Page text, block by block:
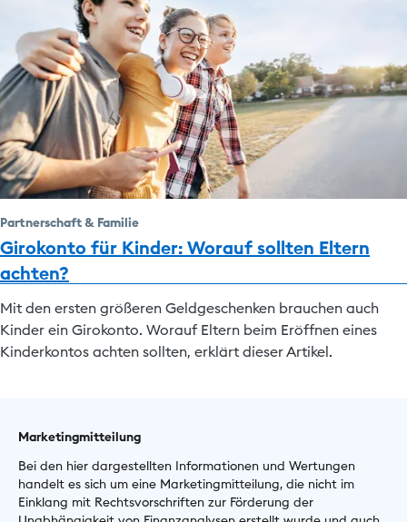
Partnerschaft & Familie
Girokonto für Kinder: Worauf sollten Eltern
achten?
Mit den ersten größeren Geldgeschenken brauchen auch
Kinder ein Girokonto. Worauf Eltern beim Eröffnen eines
Kinderkontos achten sollten, erklärt dieser Artikel.
Marketingmitteilung
Bei den hier dargestellten Informationen und Wertungen
handelt es sich um eine Marketingmitteilung, die nicht im
Einklang mit Rechtsvorschriften zur Förderung der